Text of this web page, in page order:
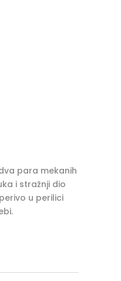
para mekanih
i stražnji dio
u perilici